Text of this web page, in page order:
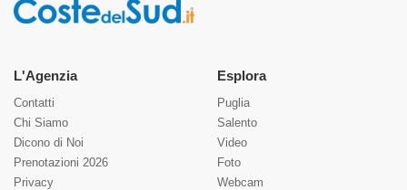
L'Agenzia
Contatti
Chi Siamo
Dicono di Noi
Prenotazioni 2026
Privacy
Esplora
Puglia
Salento
Video
Foto
Webcam